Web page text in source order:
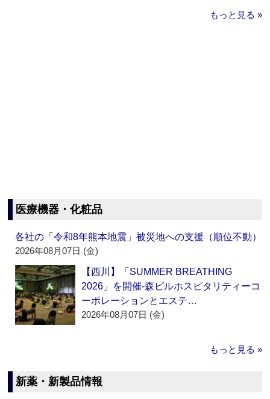
もっと見る »
医療機器・化粧品
各社の「令和8年熊本地震」被災地への支援（順位不動）
2026年08月07日 (金)
【西川】「SUMMER BREATHING
2026」を開催‐森ビルホスピタリティーコ
ーポレーションとエステ…
2026年08月07日 (金)
もっと見る »
新薬・新製品情報